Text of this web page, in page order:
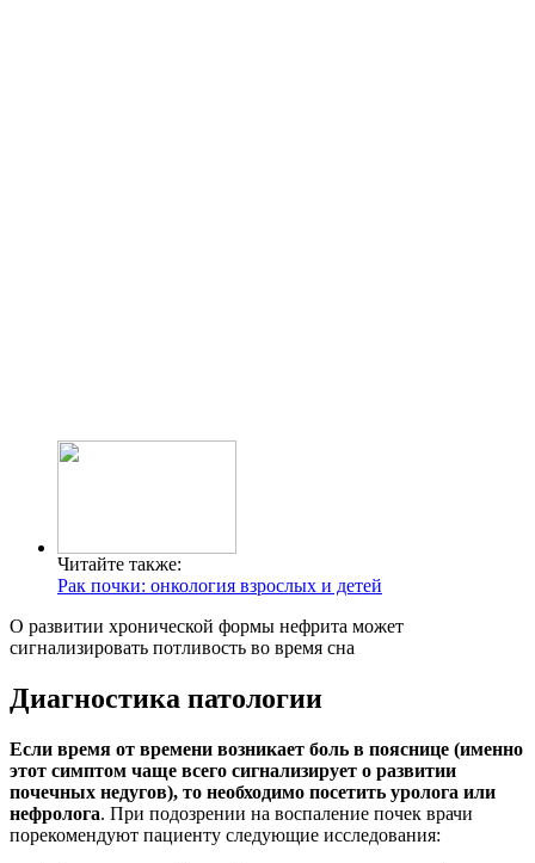
Читайте также:
Рак почки: онкология взрослых и детей
О развитии хронической формы нефрита может
сигнализировать потливость во время сна
Диагностика патологии
Если время от времени возникает боль в пояснице (именно
этот симптом чаще всего сигнализирует о развитии
почечных недугов), то необходимо посетить уролога или
нефролога. При подозрении на воспаление почек врачи
порекомендуют пациенту следующие исследования: